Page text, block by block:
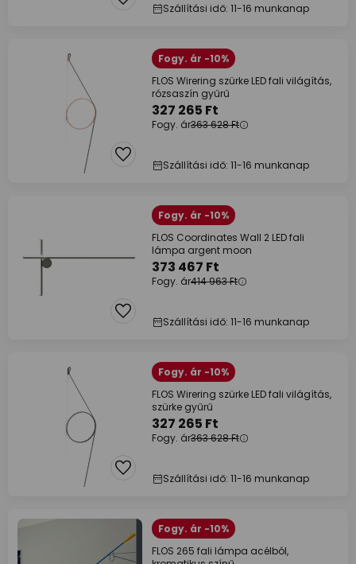
Szállítási idő: 11-16 munkanap
Fogy. ár -10%
FLOS Wirering szürke LED fali világítás,
rózsaszín gyűrű
327 265 Ft
Fogy. ár363 628 Ft
Szállítási idő: 11-16 munkanap
Fogy. ár -10%
FLOS Coordinates Wall 2 LED fali
lámpa argent moon
373 467 Ft
Fogy. ár414 963 Ft
Szállítási idő: 11-16 munkanap
Fogy. ár -10%
FLOS Wirering szürke LED fali világítás,
szürke gyűrű
327 265 Ft
Fogy. ár363 628 Ft
Szállítási idő: 11-16 munkanap
Fogy. ár -10%
FLOS 265 fali lámpa acélból,